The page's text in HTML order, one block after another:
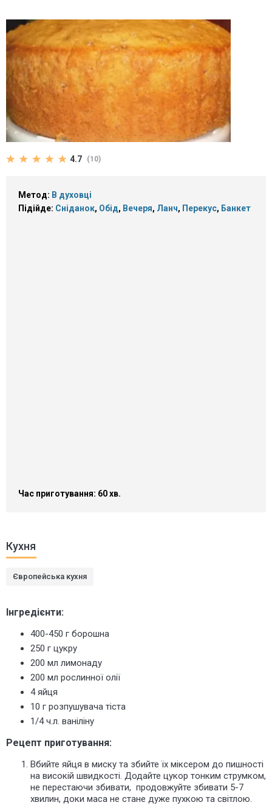
4.7 (10)
Метод: В духовці
Підійде: Сніданок, Обід, Вечеря, Ланч, Перекус, Банкет
Час приготування: 60 хв.
Кухня
Європейська кухня
Інгредієнти:
400-450 г борошна
250 г цукру
200 мл лимонаду
200 мл рослинної олії
4 яйця
10 г розпушувача тіста
1/4 ч.л. ваніліну
Рецепт приготування:
Вбийте яйця в миску та збийте їх міксером до пишності
на високій швидкості. Додайте цукор тонким струмком,
не перестаючи збивати, продовжуйте збивати 5-7
хвилин, доки маса не стане дуже пухкою та світлою.